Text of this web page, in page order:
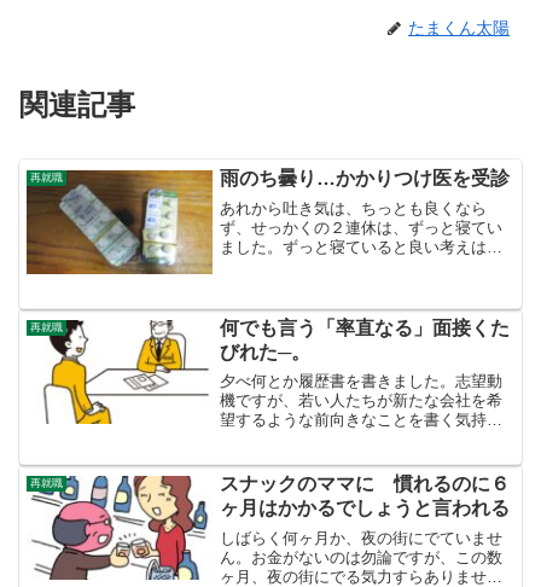
たまくん太陽
関連記事
再就職 雨のち曇り…かかりつけ医を受診
あれから吐き気は、ちっとも良くなら
ず、せっかくの２連休は、ずっと寝てい
ました。ずっと寝ていると良い考えは浮
うようになりました。でも、...
再就職
何でも言う「率直なる」面接くた
びれた─。
夕べ何とか履歴書を書きました。志望動
機ですが、若い人たちが新たな会社を希
望するような前向きなことを書く気持ち
の職員さんが、電話で相手が「脚力が必
要」というのなら、そのこ...
再就職
スナックのママに 慣れるのに６
ヶ月はかかるでしょうと言われる
しばらく何ヶ月か、夜の街にでていませ
ん。お金がないのは勿論ですが、この数
ヶ月、夜の街にでる気力すらありません